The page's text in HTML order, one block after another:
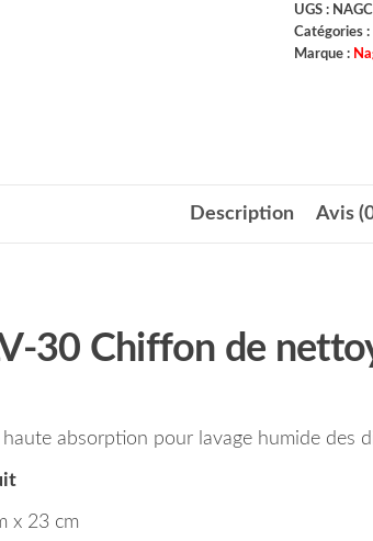
UGS :
Catégories :
Marque :
Description Avis
30 Chiffon de
absorption pour lavage humide des
x 23 cm